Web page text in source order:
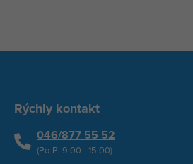
Rýchly kontakt
046/877 55 52
(Po-Pi 9:00 - 15:00)